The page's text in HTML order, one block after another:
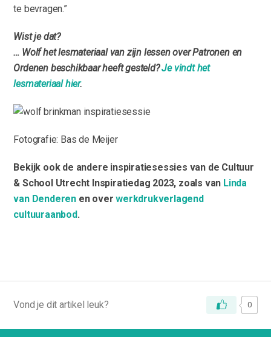
te bevragen.”
Wist je dat?
… Wolf het lesmateriaal van zijn lessen over Patronen en
Ordenen beschikbaar heeft gesteld?Je vindt het
lesmateriaal hier.
Fotografie: Bas de Meijer
Bekijk ook de andere inspiratiesessies van de Cultuur
& School Utrecht Inspiratiedag 2023, zoals van Linda
van Denderen en overwerkdrukverlagend
cultuuraanbod.
Vond je dit artikel leuk? 0